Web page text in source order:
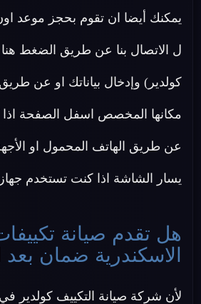
يمكنك أيضا ان تقوم بحجز موعد
ل الاتصال بنا عن طريق الضغط
كولدير) وإدخال بياناتك او عن
مكانها المخصص اسفل الصفحة اذا
عن طريق الهاتف المحمول او
يسار الشاشة اذا كنت تستخدم جهاز
هل تقدم صيانة
الاسكندرية ضمان بعد
لأن شركة صيانة التكييف كولدير